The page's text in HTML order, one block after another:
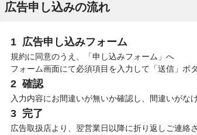
広告申し込みの流れ
広告申し込みフォーム
規約に同意のうえ、「申し込みフォーム」へ
フォーム画面にて必須項目を入力して「送信」ボ
確認
入力内容にお間違いが無いか確認し、間違いがな
完了
広告取扱店より、翌営業日以降に折り返しご連絡